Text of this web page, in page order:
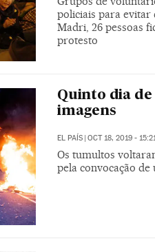
policiais para evitar
Madri, 26 pessoas
protesto
Quinto dia
imagens
EL PAÍS OCT 18, 2019 -
Os tumultos
pela convocação